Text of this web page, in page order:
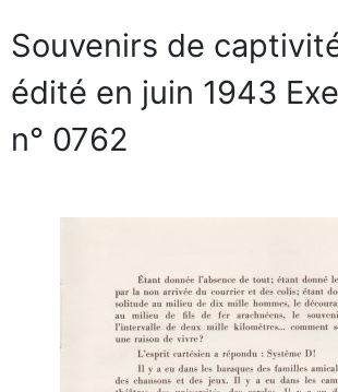
Souvenirs de
édité en juin 1943
n° 0762